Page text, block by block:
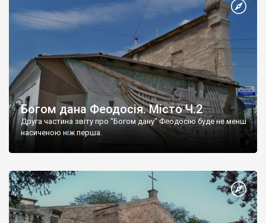
Богом дана Феодосія. Місто Ч.2
Друга частина звіту про "Богом дану" Феодосію буде не менш
насиченою ніж перша.